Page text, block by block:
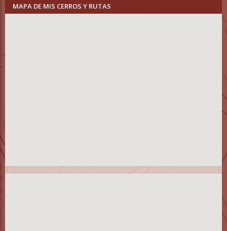
MAPA DE MIS CERROS Y RUTAS